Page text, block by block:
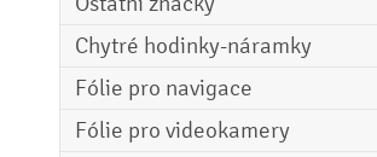
Chytré hodinky-náramky
Fólie pro navigace
Fólie pro videokamery